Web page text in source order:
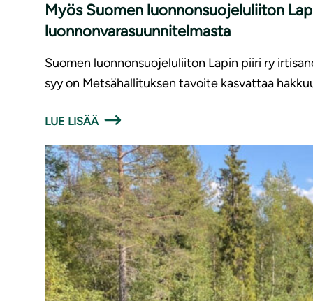
Myös Suomen luonnonsuojeluliiton
luonnonvarasuunnitelmasta
Suomen luonnonsuojeluliiton Lapin piiri ry
syy on Metsähallituksen tavoite kasvattaa
LUE LISÄÄ